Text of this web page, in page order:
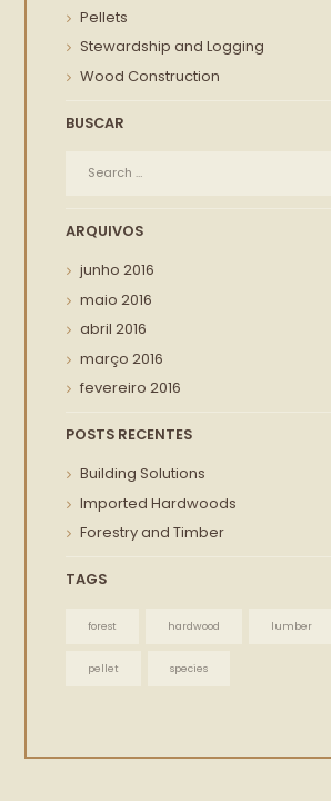
Pellets
Stewardship and Logging
Wood Construction
BUSCAR
ARQUIVOS
junho 2016
maio 2016
abril 2016
março 2016
fevereiro 2016
POSTS RECENTES
Building Solutions
Imported Hardwoods
Forestry and Timber
TAGS
forest hardwood lumber
pellet species